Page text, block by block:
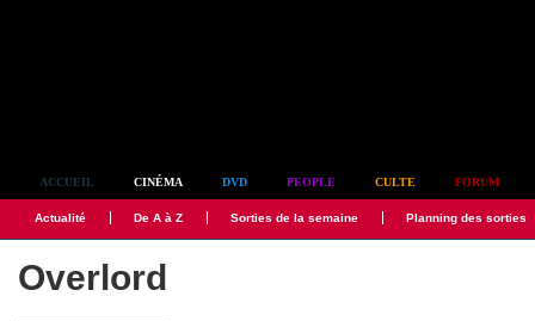
ACCUEIL CINÉMA DVD PEOPLE CULTE FORUM
Actualité De A à Z Sorties de la semaine Planning des sorties
Overlord